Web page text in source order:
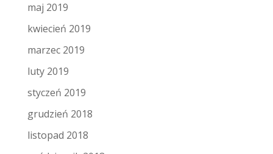
maj 2019
kwiecień 2019
marzec 2019
luty 2019
styczeń 2019
grudzień 2018
listopad 2018